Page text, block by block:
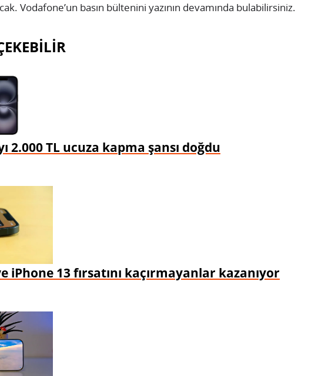
Vodafone’un basın bültenini yazının devamında bulabilirsiniz.
2.000 TL ucuza kapma şansı doğdu
iPhone 13 fırsatını kaçırmayanlar kazanıyor